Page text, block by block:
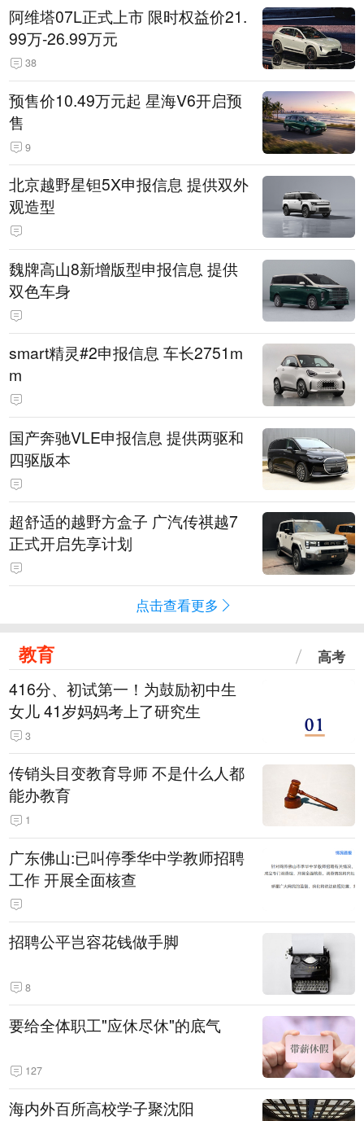
阿维塔07L正式上市 限时权益价21.
99万-26.99万元
38
预售价10.49万元起 星海V6开启预
售
9
北京越野星钽5X申报信息 提供双外
观造型
魏牌高山8新增版型申报信息 提供
双色车身
smart精灵#2申报信息 车长2751m
m
国产奔驰VLE申报信息 提供两驱和
四驱版本
超舒适的越野方盒子 广汽传祺越7
正式开启先享计划
点击查看更多
教育 高考
416分、初试第一！为鼓励初中生
女儿 41岁妈妈考上了研究生
3
传销头目变教育导师 不是什么人都
能办教育
1
广东佛山:已叫停季华中学教师招聘
工作 开展全面核查
招聘公平岂容花钱做手脚
8
要给全体职工"应休尽休"的底气
127
海内外百所高校学子聚沈阳